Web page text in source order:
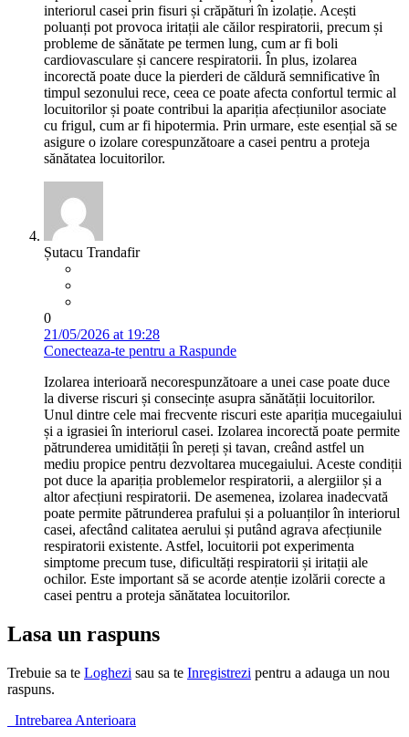
interiorul casei prin fisuri și crăpături în izolație. Acești
poluanți pot provoca iritații ale căilor respiratorii, precum și
probleme de sănătate pe termen lung, cum ar fi boli
cardiovasculare și cancere respiratorii. În plus, izolarea
incorectă poate duce la pierderi de căldură semnificative în
timpul sezonului rece, ceea ce poate afecta confortul termic al
locuitorilor și poate contribui la apariția afecțiunilor asociate
cu frigul, cum ar fi hipotermia. Prin urmare, este esențial să se
asigure o izolare corespunzătoare a casei pentru a proteja
sănătatea locuitorilor.
Șutacu Trandafir
0
21/05/2026 at 19:28
Conecteaza-te pentru a Raspunde
Izolarea interioară necorespunzătoare a unei case poate duce
la diverse riscuri și consecințe asupra sănătății locuitorilor.
Unul dintre cele mai frecvente riscuri este apariția mucegaiului
și a igrasiei în interiorul casei. Izolarea incorectă poate permite
pătrunderea umidității în pereți și tavan, creând astfel un
mediu propice pentru dezvoltarea mucegaiului. Aceste condiții
pot duce la apariția problemelor respiratorii, a alergiilor și a
altor afecțiuni respiratorii. De asemenea, izolarea inadecvată
poate permite pătrunderea prafului și a poluanților în interiorul
casei, afectând calitatea aerului și putând agrava afecțiunile
respiratorii existente. Astfel, locuitorii pot experimenta
simptome precum tuse, dificultăți respiratorii și iritații ale
ochilor. Este important să se acorde atenție izolării corecte a
casei pentru a proteja sănătatea locuitorilor.
Lasa un raspuns
Trebuie sa te Loghezi sau sa te Inregistrezi pentru a adauga un nou
raspuns.
Intrebarea Anterioara